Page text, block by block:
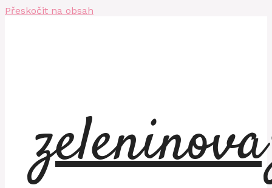
Přeskočit na obsah